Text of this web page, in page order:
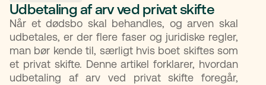
Udbetaling af arv ved privat skifte
Når et dødsbo skal behandles, og arven skal
udbetales, er der flere faser og juridiske regler,
man bør kende til, særligt hvis boet skiftes som
et privat skifte. Denne artikel forklarer, hvordan
udbetaling af arv ved privat skifte foregår,